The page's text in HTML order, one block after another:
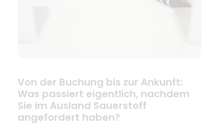
Von der Buchung bis zur Ankunft:
Was passiert eigentlich, nachdem
Sie im Ausland Sauerstoff
angefordert haben?